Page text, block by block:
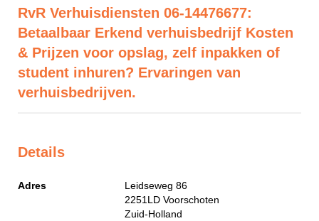
RvR Verhuisdiensten 06-14476677:
Betaalbaar Erkend verhuisbedrijf Kosten
& Prijzen voor opslag, zelf inpakken of
student inhuren? Ervaringen van
verhuisbedrijven.
Details
Adres
Leidseweg 86
2251LD Voorschoten
Zuid-Holland